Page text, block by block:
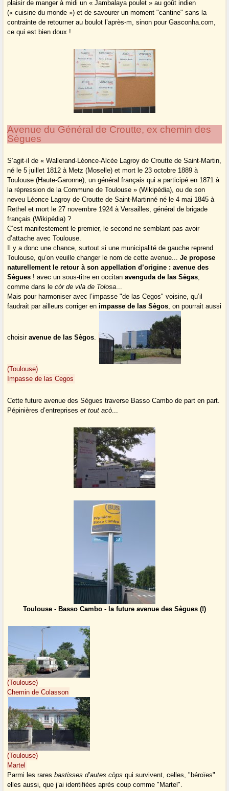
plaisir de manger à midi un « Jambalaya poulet » au goût indien
(« cuisine du monde ») et de savourer un moment "cantine" sans la
contrainte de retourner au boulot l’après-m, sinon pour Gasconha.com,
ce qui est bien doux !
Avenue du Général de Croutte, ex chemin des
Sègues
S’agit-il de « Wallerand-Léonce-Alcée Lagroy de Croutte de Saint-Martin,
né le 5 juillet 1812 à Metz (Moselle) et mort le 23 octobre 1889 à
Toulouse (Haute-Garonne), un général français qui a participé en 1871 à
la répression de la Commune de Toulouse » (Wikipédia), ou de son
neveu Léonce Lagroy de Croutte de Saint-Martinné né le 4 mai 1845 à
Rethel et mort le 27 novembre 1924 à Versailles, général de brigade
français (Wikipédia) ?
C’est manifestement le premier, le second ne semblant pas avoir
d’attache avec Toulouse.
Il y a donc une chance, surtout si une municipalité de gauche reprend
Toulouse, qu’on veuille changer le nom de cette avenue...Je propose
naturellement le retour à son appellation d’origine : avenue des
Sègues ! avec un sous-titre en occitanavenguda de las Sègas,
comme dans lecòr de vila de Tolosa...
Mais pour harmoniser avec l’impasse "de las Cegos" voisine, qu’il
faudrait par ailleurs corriger enimpasse de las Sègos, on pourrait aussi
choisiravenue de las Sègos
(Toulouse)
Impasse de las Cegos
Cette future avenue des Sègues traverse Basso Cambo de part en part.
Pépinières d’entrepriseset tout acò...
Toulouse - Basso Cambo - la future avenue des Sègues (!)
(Toulouse)
Chemin de Colasson
(Toulouse)
Martel
Parmi les raresbastisses d’autes còps qui survivent, celles, "béroïes"
elles aussi, que j’ai identifiées après coup comme "Martel".